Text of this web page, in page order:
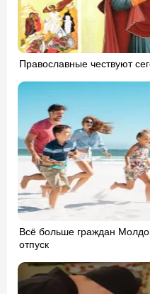
Православные чествуют
Всё больше граждан
отпуск